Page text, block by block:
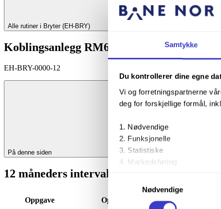
Samtykke
Du kontrollerer dine egne
Vi og forretningspartnerne
deg for forskjellige formål,
Nødvendige
Funksjonelle
Statistiske
Markedsføring
Ved å trykke «Godta alle»
trykke på
Samtykkevalg
Nødvendige
Alle rutiner i Bryter (EH-BRY)
Koblingsanlegg RM6 (SKI)
EH-BRY-0000-12
På denne siden
12 måneders intervall
Oppgave Oppgavebeskrivelse